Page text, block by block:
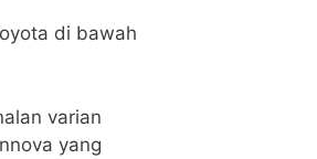
di bawah
varian
yang